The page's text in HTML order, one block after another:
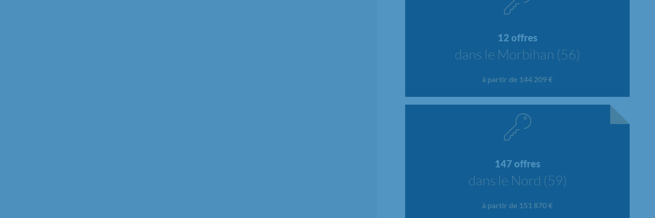
12 offres
dans le Morbihan (56)
à partir de 144 209 €
147 offres
dans le Nord (59)
à partir de 151 870 €